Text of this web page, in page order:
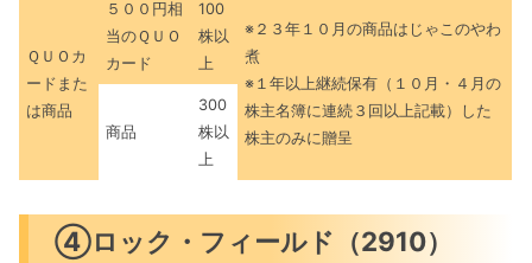
ＱＵＯカ
ードまた
は商品
５００円相
当のＱＵＯ
カード
100
株以
上
※２３年１０月の商品はじゃこのやわ
煮
※１年以上継続保有（１０月・４月の
株主名簿に連続３回以上記載）した
株主のみに贈呈
商品
300
株以
上
④ロック・フィールド（2910）